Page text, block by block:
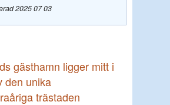
2025 07 03
gästhamn ligger mitt i
den unika
trästaden